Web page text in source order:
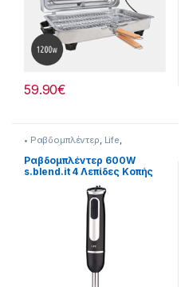
59.90€
• Ραβδομπλέντερ, Life,
Συσκευές Κουζίνας
Ραβδομπλέντερ 600W
s.blend.it 4 Λεπίδες Κοπής